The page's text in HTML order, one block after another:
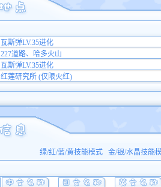
瓦斯弹LV.35进化
227道路、哈多火山
瓦斯弹LV.35进化
红莲研究所 (仅限火红)
绿/红/蓝/黄技能模式 金/银/水晶技能